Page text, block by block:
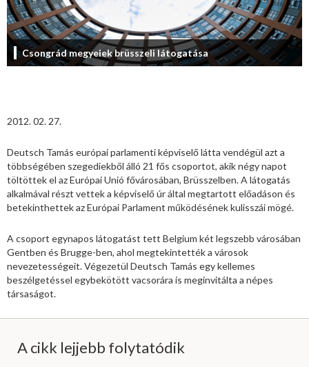
Csongrád megyeiek brüsszeli látogatása
2012. 02. 27.
Deutsch Tamás európai parlamenti képviselő látta vendégül azt a
többségében szegediekből álló 21 fős csoportot, akik négy napot
töltöttek el az Európai Unió fővárosában, Brüsszelben. A látogatás
alkalmával részt vettek a képviselő úr által megtartott előadáson és
betekinthettek az Európai Parlament működésének kulisszái mögé.
A csoport egynapos látogatást tett Belgium két legszebb városában
Gentben és Brugge-ben, ahol megtekintették a városok
nevezetességeit. Végezetül Deutsch Tamás egy kellemes
beszélgetéssel egybekötött vacsorára is meginvitálta a népes
társaságot.
A cikk lejjebb folytatódik